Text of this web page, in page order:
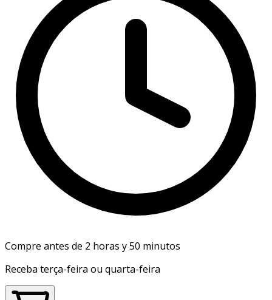
Compre antes de 2 horas y 50 minutos
Receba terça-feira ou quarta-feira